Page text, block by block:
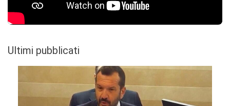
Ultimi pubblicati